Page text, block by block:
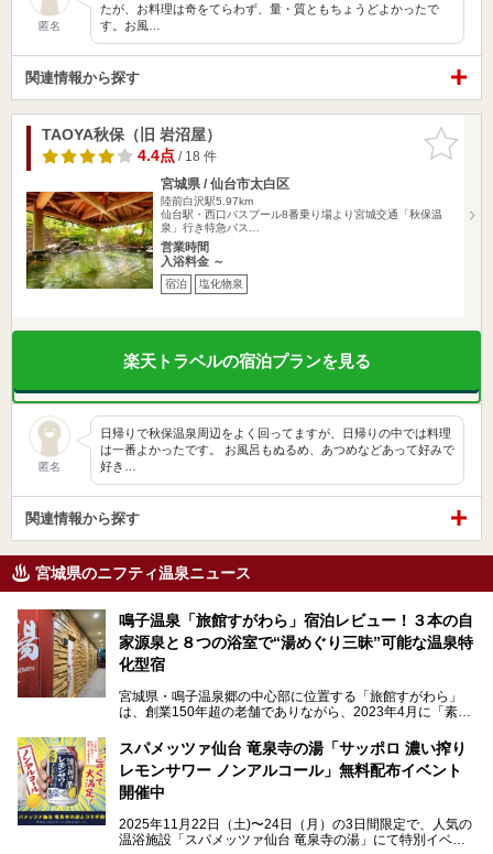
匿名
たが、お料理は奇をてらわず、量・質ともちょうどよかったで
す。お風…
関連情報から探す
お気に入
りに追加
TAOYA秋保（旧 岩沼屋）
4.4点/ 18 件
宮城県 / 仙台市太白区
陸前白沢駅5.97km
仙台駅・西口バスプール8番乗り場より宮城交通「秋保温
泉」行き特急バス…
営業時間
入浴料金 ～
宿泊 塩化物泉
楽天トラベルの宿泊プランを見る
匿名
日帰りで秋保温泉周辺をよく回ってますが、日帰りの中では料理
は一番よかったです。 お風呂もぬるめ、あつめなどあって好みで
好き…
関連情報から探す
宮城県のニフティ温泉ニュース
鳴子温泉「旅館すがわら」宿泊レビュー！３本の自
家源泉と８つの浴室で“湯めぐり三昧”可能な温泉特
化型宿
宮城県・鳴子温泉郷の中心部に位置する「旅館すがわら」
は、創業150年超の老舗でありながら、2023年4月に「素泊
を利用したサウナも新設され、温泉ファン・サウナ―双方に
注目のスポットです。
特筆すべきは、館内で完結する圧倒的な「湯めぐり」のバリ
エーション。“温泉のデパート”・“東の横綱”と称される鳴子
温泉郷の中でも、3本の異なる自家源泉を使い分けるその実
スパメッツァ仙台 竜泉寺の湯「サッポロ 濃い搾り
レモンサワー ノンアルコール」無料配布イベント
開催中
2025年11月22日（土)〜24日（月）の3日間限定で、人気の
温浴施設「スパメッツァ仙台 竜泉寺の湯」にて特別イベン